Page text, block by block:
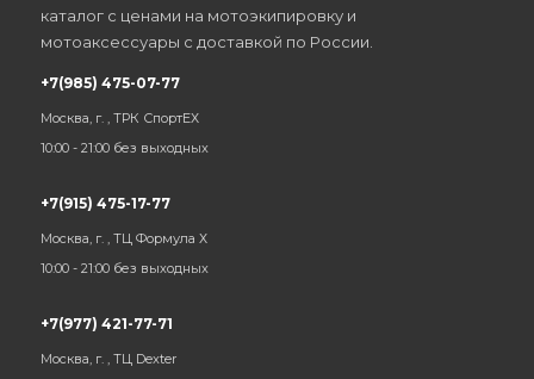
каталог с ценами на мотоэкипировку и
мотоаксессуары с доставкой по России.
+7(985) 475-07-77
Москва, г. , ТРК СпортЕХ
10:00 - 21:00 без выходных
+7(915) 475-17-77
Москва, г. , ТЦ Формула Х
10:00 - 21:00 без выходных
+7(977) 421-77-71
Москва, г. , ТЦ Dexter